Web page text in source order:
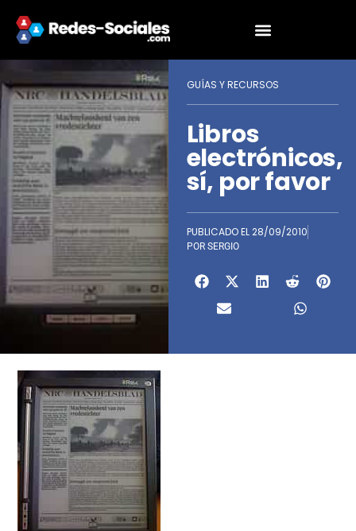
GUÍAS Y RECURSOS
Libros
electrónicos,
sí, por favor
PUBLICADO EL28/09/2010
POR SERGIO